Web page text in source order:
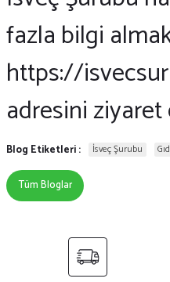
fazla bilgi
https://
adresini
Blog Etiketleri : İsveç Şurubu
Tüm Bloglar